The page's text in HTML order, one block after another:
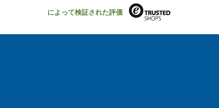
によって検証された評価